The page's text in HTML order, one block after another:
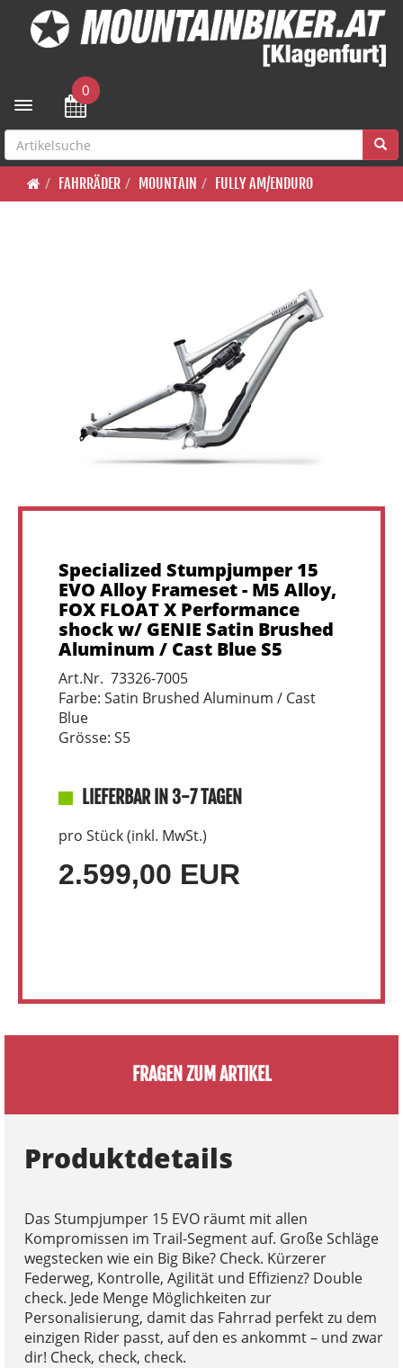
Toggle navigation
0
FAHRRÄDER MOUNTAIN FULLY AM/ENDURO
Specialized Stumpjumper 15
EVO Alloy Frameset - M5 Alloy,
FOX FLOAT X Performance
shock w/ GENIE Satin Brushed
Aluminum / Cast Blue S5
Art.Nr. 73326-7005
Farbe: Satin Brushed Aluminum / Cast
Blue
Grösse: S5
LIEFERBAR IN 3-7 TAGEN
pro Stück (inkl. MwSt.)
2.599,00 EUR
FRAGEN ZUM ARTIKEL
Produktdetails
Das Stumpjumper 15 EVO räumt mit allen
Kompromissen im Trail-Segment auf. Große Schläge
wegstecken wie ein Big Bike? Check. Kürzerer
Federweg, Kontrolle, Agilität und Effizienz? Double
check. Jede Menge Möglichkeiten zur
Personalisierung, damit das Fahrrad perfekt zu dem
einzigen Rider passt, auf den es ankommt – und zwar
dir! Check, check, check.